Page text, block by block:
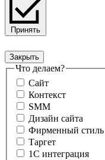
Принять
Закрыть
Форма
Что делаем?
Сайт
Контекст
SMM
Дизайн сайта
Фирменный стиль
Таргет
1С интеграция